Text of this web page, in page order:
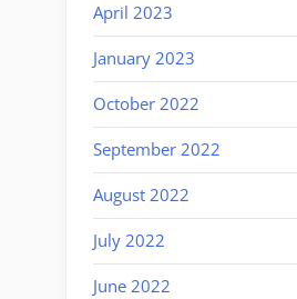
April 2023
January 2023
October 2022
September 2022
August 2022
July 2022
June 2022